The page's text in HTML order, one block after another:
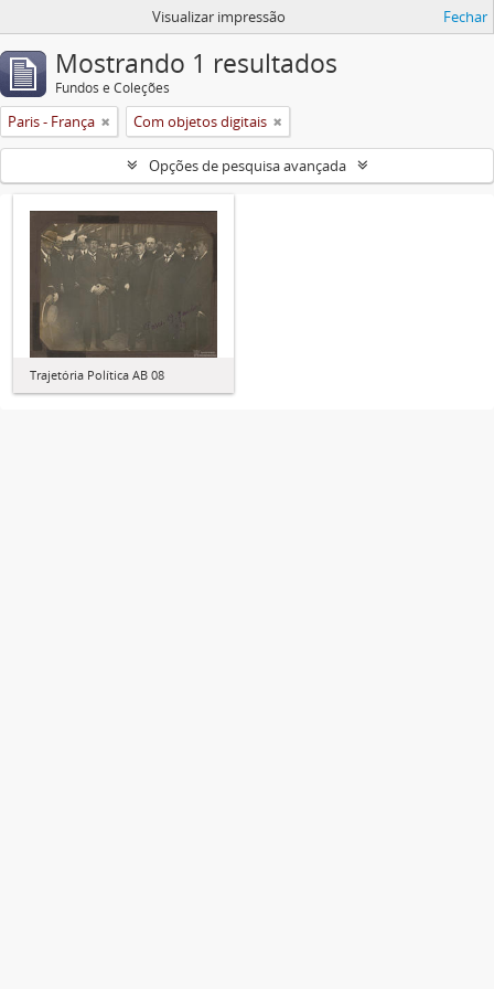
Visualizar impressão Fechar
Mostrando 1 resultados
Fundos e Coleções
Paris - França Com objetos digitais
Opções de pesquisa avançada
Trajetória Política AB 08